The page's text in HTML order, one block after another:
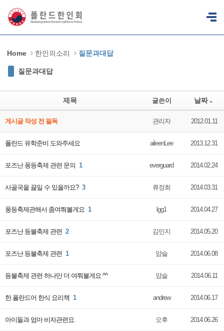
Home 한인의소리 질문과대답
질문과대답
제목 글쓴이 날짜
게시글 작성 전 필독 관리자 2012.01.11
폴란드 유학준비 도와주세요 aileenLee 2013.12.31
포즈난 풍등축제 관련 문의 1 everguard 2014.02.24
사골국을 끓일 수 있을까요? 3 류정희 2014.03.31
풍등축제관해서 좀여쭤볼게요 1 lgg1 2014.04.27
포즈난 등불축제 관련 2 김민지 2014.05.20
포즈난 등불축제 관련 1 얌슬 2014.06.08
등불축제 관련 하나만 더 여쭤볼게요 ^^ 얌슬 2014.06.11
한.폴란드어 한식 요리책 1 andrew 2014.06.17
아이들과 엄마 비자관련요. 오후 2014.06.26